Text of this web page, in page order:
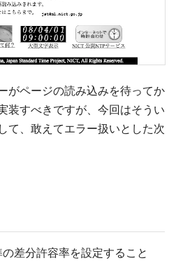
がページの読み込みを待ってか
装すべきですが、今回はそうい
て、敢えてエラー扱いとした次
差分許容率を設定すること